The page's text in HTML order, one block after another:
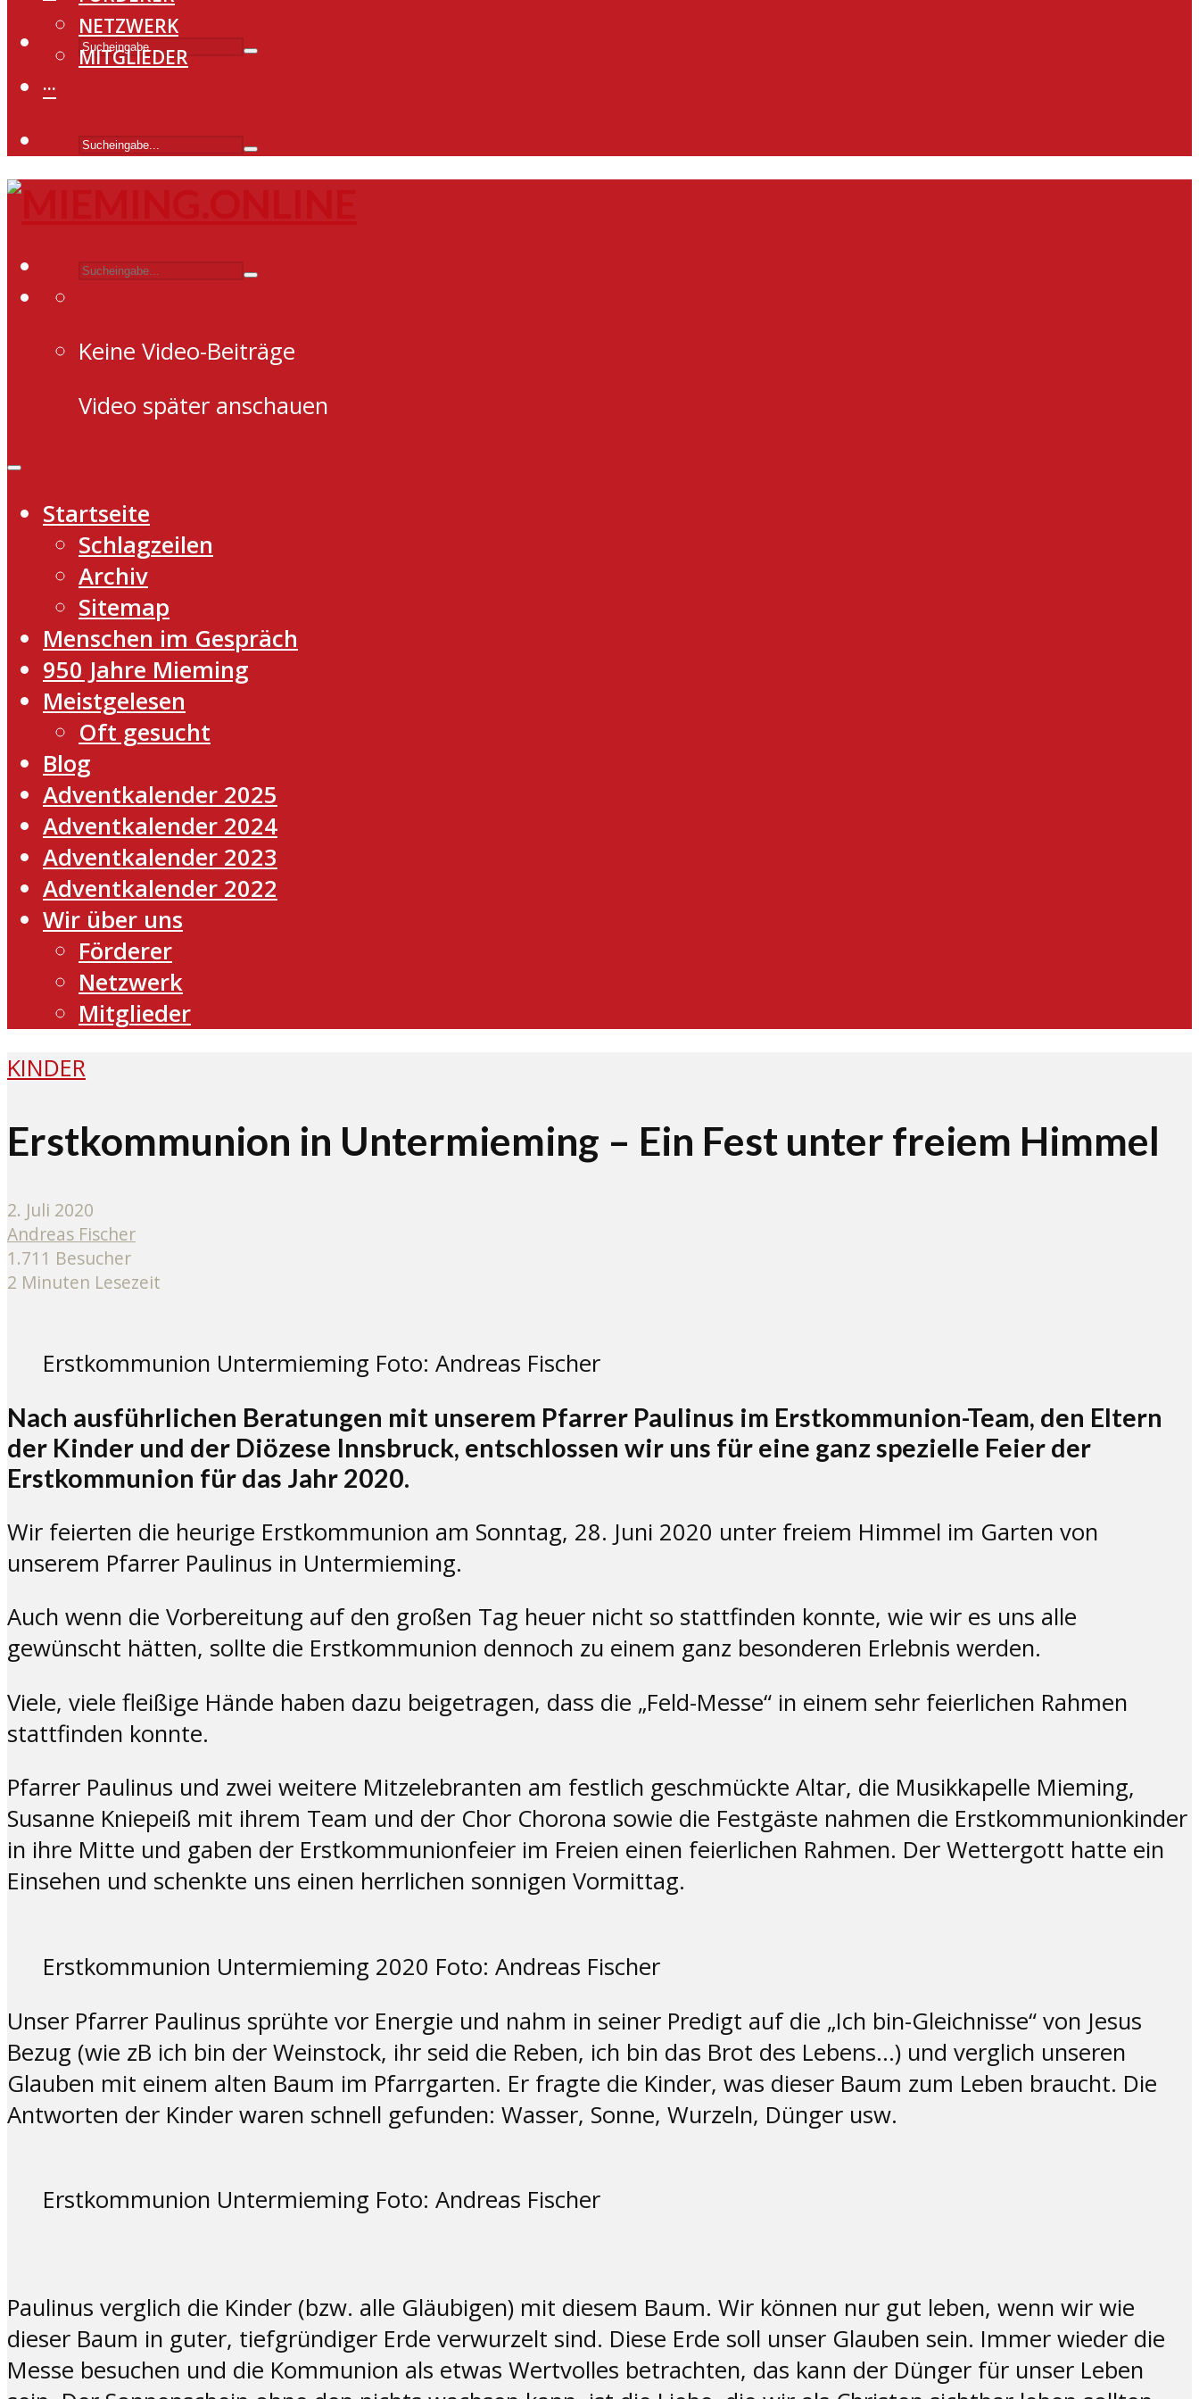
NETZWERK
MITGLIEDER
···
Keine Video-Beiträge
Video später anschauen
Startseite
Schlagzeilen
Archiv
Sitemap
Menschen im Gespräch
950 Jahre Mieming
Meistgelesen
Oft gesucht
Blog
Adventkalender 2025
Adventkalender 2024
Adventkalender 2023
Adventkalender 2022
Wir über uns
Förderer
Netzwerk
Mitglieder
KINDER
Erstkommunion in Untermieming – Ein Fest unter freiem Himmel
2. Juli 2020
Andreas Fischer
1.711 Besucher
2 Minuten Lesezeit
Erstkommunion Untermieming Foto: Andreas Fischer
Nach ausführlichen Beratungen mit unserem Pfarrer Paulinus im Erstkommunion-Team, den Eltern
der Kinder und der Diözese Innsbruck, entschlossen wir uns für eine ganz spezielle Feier der
Erstkommunion für das Jahr 2020.
Wir feierten die heurige Erstkommunion am Sonntag, 28. Juni 2020 unter freiem Himmel im Garten von
unserem Pfarrer Paulinus in Untermieming.
Auch wenn die Vorbereitung auf den großen Tag heuer nicht so stattfinden konnte, wie wir es uns alle
gewünscht hätten, sollte die Erstkommunion dennoch zu einem ganz besonderen Erlebnis werden.
Viele, viele fleißige Hände haben dazu beigetragen, dass die „Feld-Messe“ in einem sehr feierlichen Rahmen
stattfinden konnte.
Pfarrer Paulinus und zwei weitere Mitzelebranten am festlich geschmückte Altar, die Musikkapelle Mieming,
Susanne Kniepeiß mit ihrem Team und der Chor Chorona sowie die Festgäste nahmen die Erstkommunionkinder
in ihre Mitte und gaben der Erstkommunionfeier im Freien einen feierlichen Rahmen. Der Wettergott hatte ein
Einsehen und schenkte uns einen herrlichen sonnigen Vormittag.
Erstkommunion Untermieming 2020 Foto: Andreas Fischer
Unser Pfarrer Paulinus sprühte vor Energie und nahm in seiner Predigt auf die „Ich bin-Gleichnisse“ von Jesus
Bezug (wie zB ich bin der Weinstock, ihr seid die Reben, ich bin das Brot des Lebens…) und verglich unseren
Glauben mit einem alten Baum im Pfarrgarten. Er fragte die Kinder, was dieser Baum zum Leben braucht. Die
Antworten der Kinder waren schnell gefunden: Wasser, Sonne, Wurzeln, Dünger usw.
Erstkommunion Untermieming Foto: Andreas Fischer
Paulinus verglich die Kinder (bzw. alle Gläubigen) mit diesem Baum. Wir können nur gut leben, wenn wir wie
dieser Baum in guter, tiefgründiger Erde verwurzelt sind. Diese Erde soll unser Glauben sein. Immer wieder die
Messe besuchen und die Kommunion als etwas Wertvolles betrachten, das kann der Dünger für unser Leben